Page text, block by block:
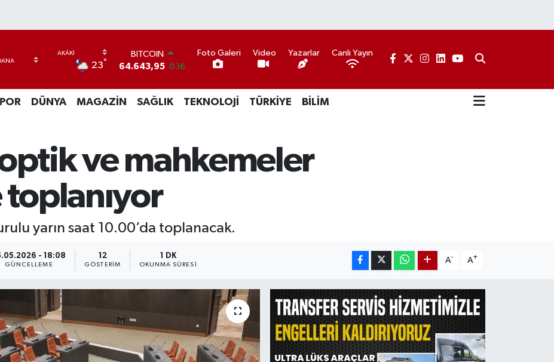
23°
BITCOIN
64.643,95 0.16
47,6704 0
EURO
GRAM ALTIN
6500.87 0.12
13.799 70
Foto Galeri Video Yazarlar Canlı Yayın
DÜNYA MAGAZİN SAĞLIK TEKNOLOJİ TÜRKİYE BİLİM
ve mahkemeler
yarın saat 10.00’da toplanacak.
- 18:08
GÜNCELLEME
12
GÖSTERIM
1 DK
OKUNMA SÜRESI
A- A+